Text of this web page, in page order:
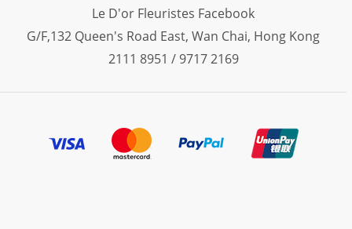
Le D'or Fleuristes Facebook
G/F,132 Queen's Road East, Wan Chai, Hong Kong
2111 8951 / 9717 2169